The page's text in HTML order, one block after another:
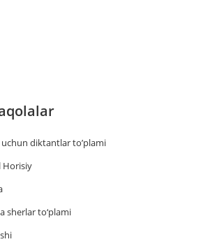
uchun diktantlar to’plami
Horisiy
sherlar to‘plami